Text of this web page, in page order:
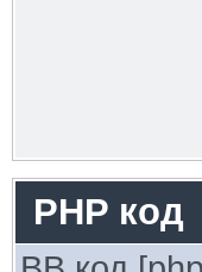
PHP код